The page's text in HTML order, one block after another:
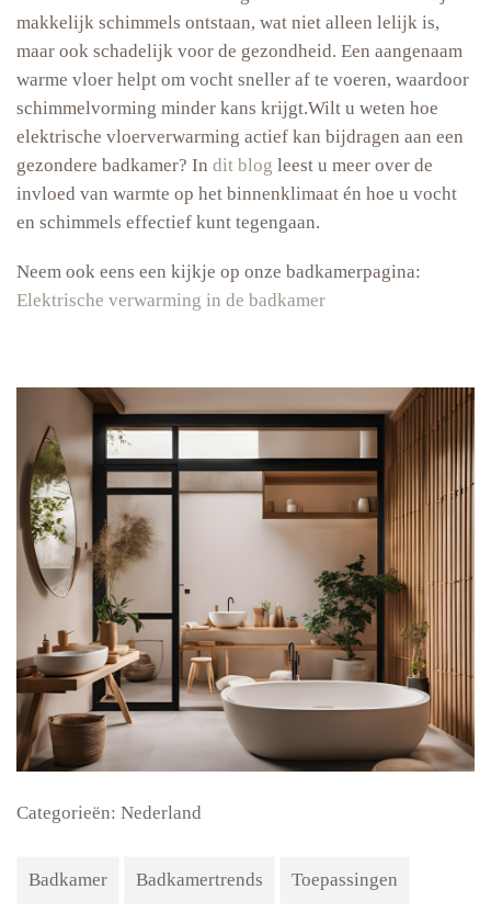
makkelijk schimmels ontstaan, wat niet alleen lelijk is,
maar ook schadelijk voor de gezondheid. Een aangenaam
warme vloer helpt om vocht sneller af te voeren, waardoor
schimmelvorming minder kans krijgt.Wilt u weten hoe
elektrische vloerverwarming actief kan bijdragen aan een
gezondere badkamer? In dit blog leest u meer over de
invloed van warmte op het binnenklimaat én hoe u vocht
en schimmels effectief kunt tegengaan.
Neem ook eens een kijkje op onze badkamerpagina:
Elektrische verwarming in de badkamer
Categorieën: Nederland
Badkamer Badkamertrends Toepassingen